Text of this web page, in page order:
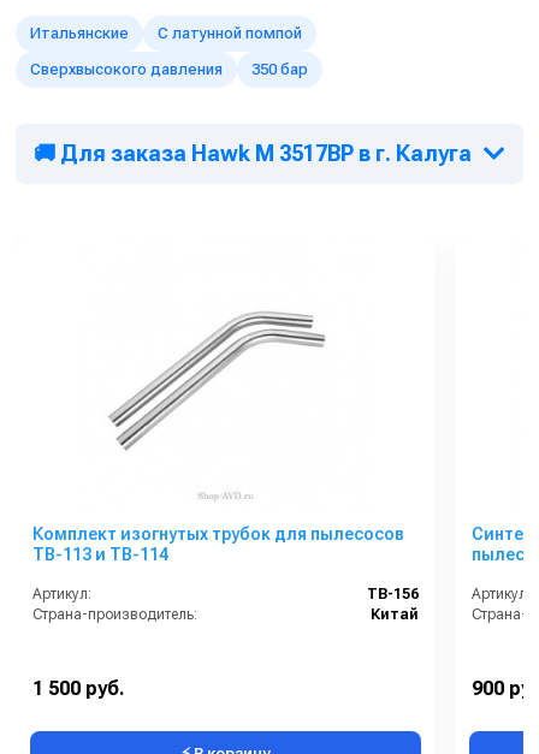
Итальянские
С латунной помпой
Сверхвысокого давления
350 бар
🚚 Для заказа Hawk M 3517BP в г. Калуга
Комплект изогнутых трубок для пылесосов
TB-113 и TB-114
Артикул:
TB-156
Страна-производитель:
Китай
1 500 руб.
Артикул:
Страна-
900